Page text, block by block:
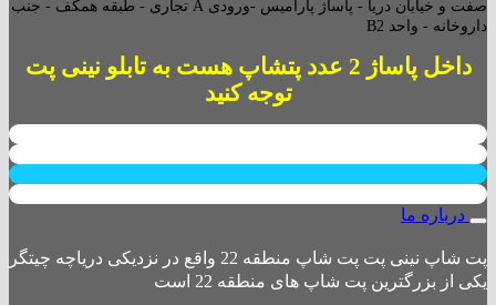
صفت و خیابان دریا - پاساژ پارامیس -ورودی A تجاری -
طبقه همکف - جنب
داروخانه - واحد B2
داخل پاساژ 2 عدد پتشاپ هست به تابلو نینی پت
توجه کنید
درباره ما
پت شاپ نینی پت پت شاپ منطقه 22 واقع در نزدیکی دریاچه چیتگر
یکی از بزرگترین پت شاپ های منطقه 22 است